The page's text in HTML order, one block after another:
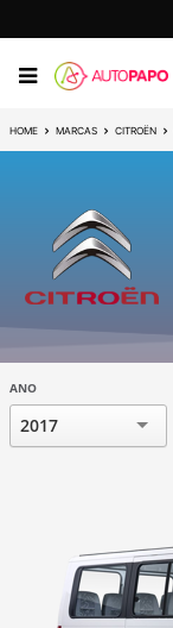
HOME MARCAS CITROËN
ANO
2017